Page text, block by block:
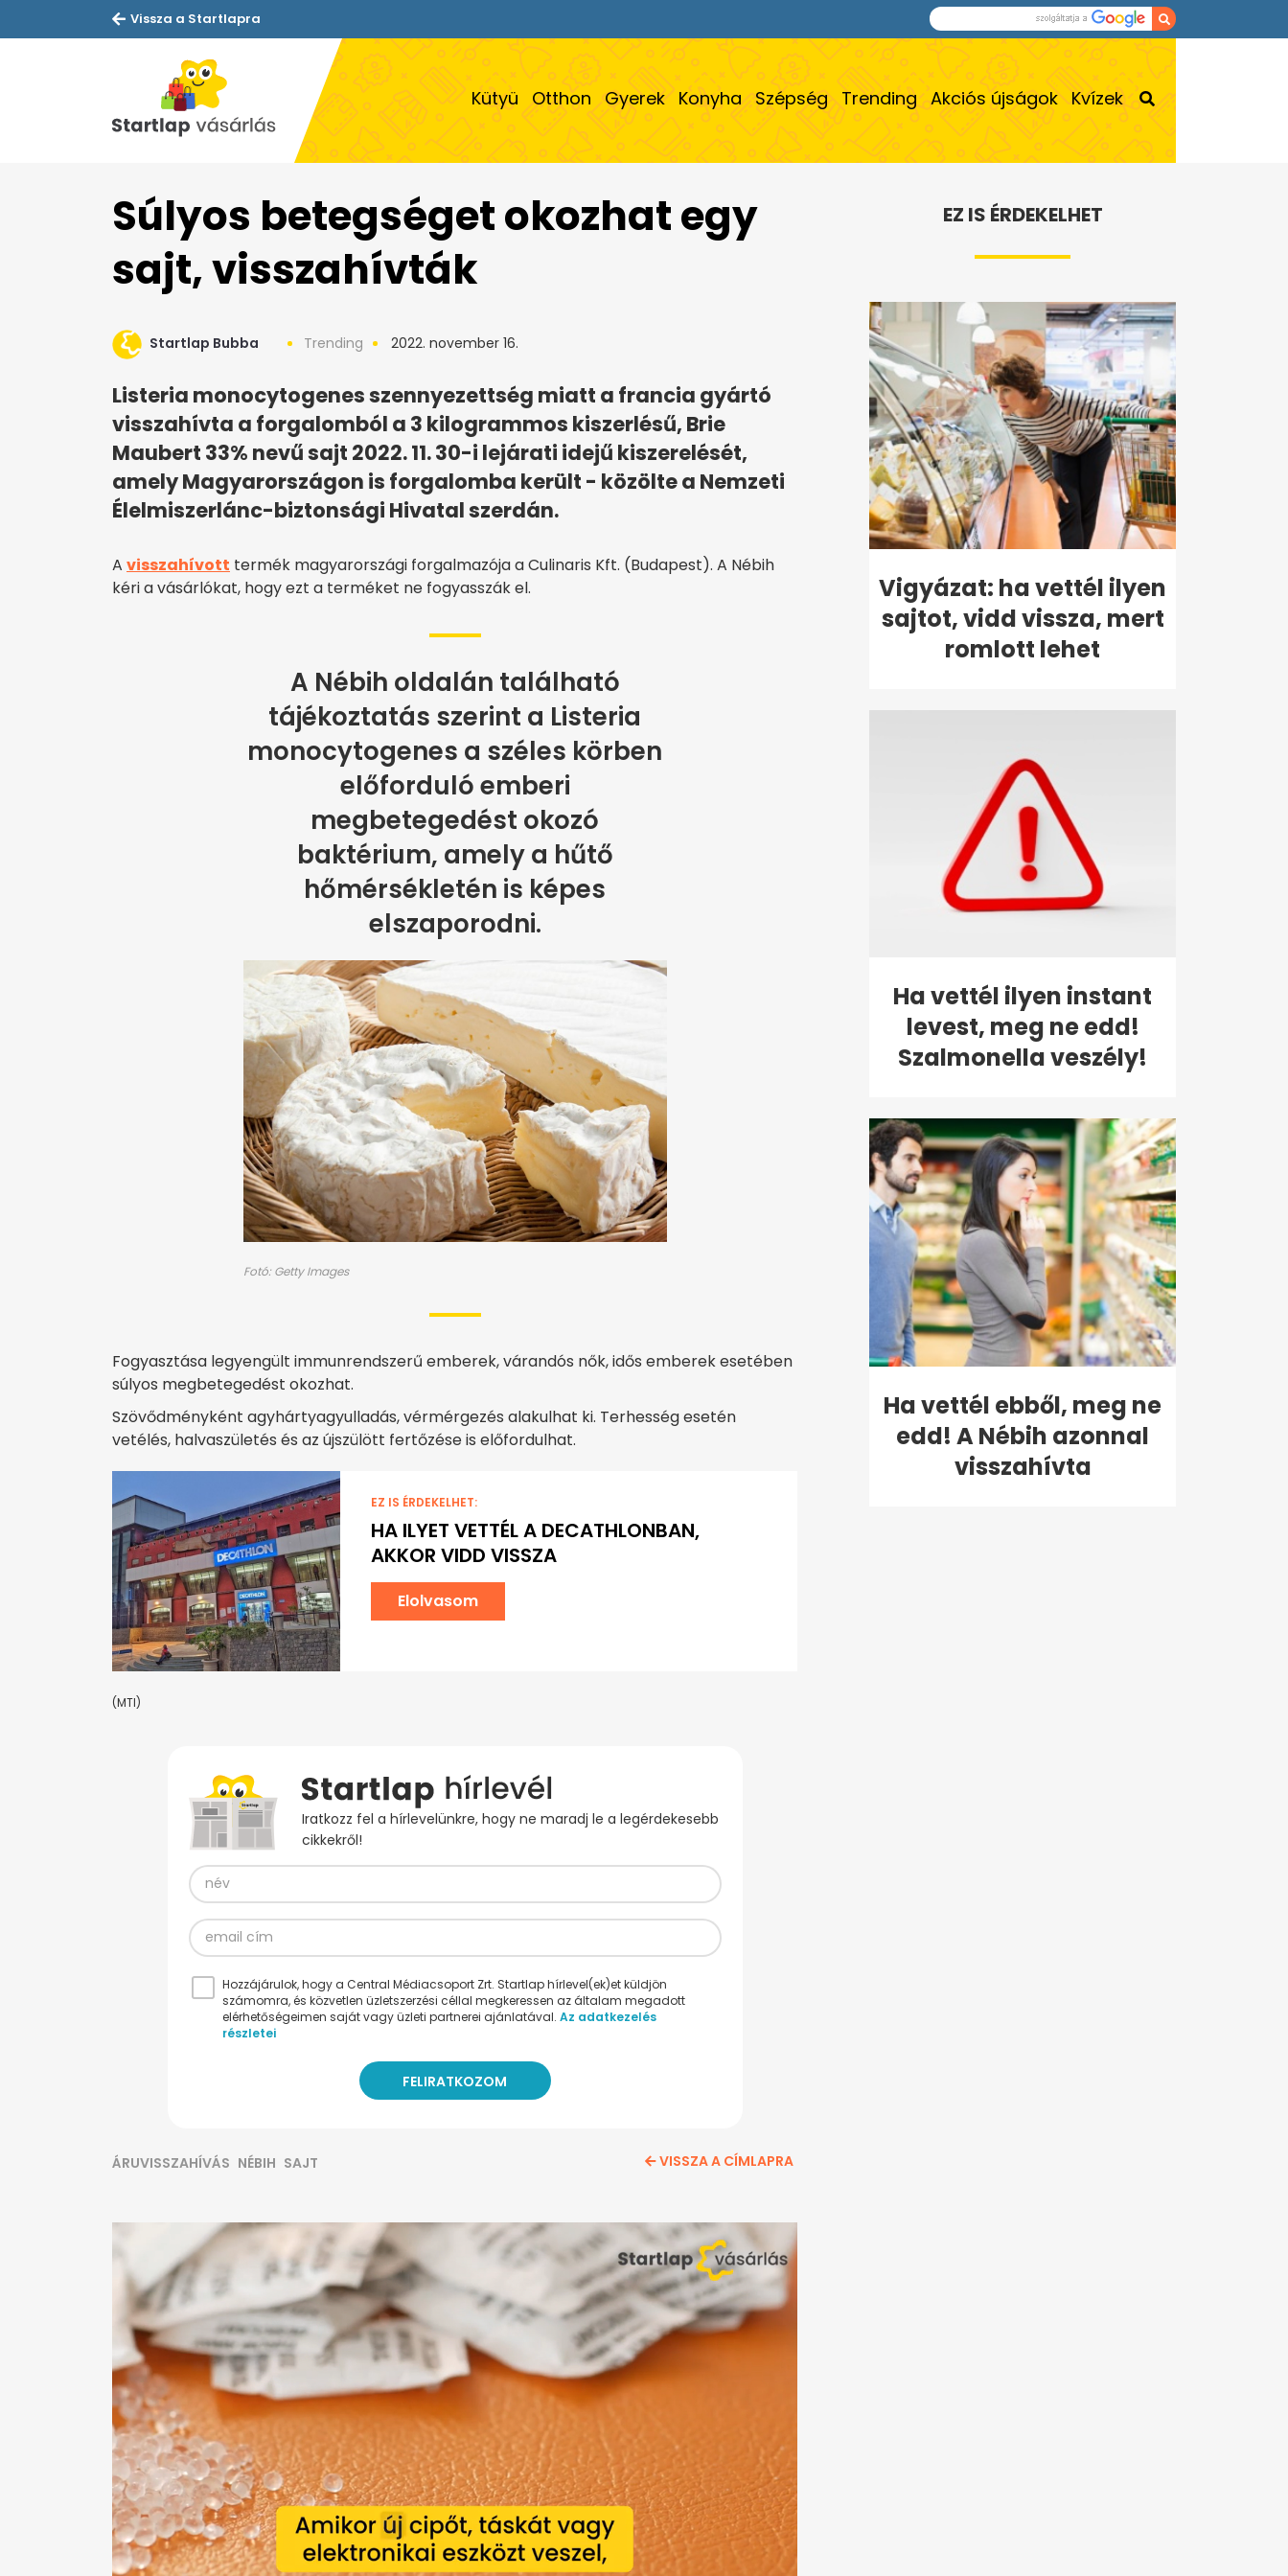
Vissza a Startlapra
Kütyü Otthon Gyerek Konyha Szépség Trending Akciós újságok Kvízek
Súlyos betegséget okozhat egy
sajt, visszahívták
Startlap Bubba Trending 2022. november 16.
Listeria monocytogenes szennyezettség miatt a francia gyártó
visszahívta a forgalomból a 3 kilogrammos kiszerlésű, Brie
Maubert 33% nevű sajt 2022. 11. 30-i lejárati idejű kiszerelését,
amely Magyarországon is forgalomba került - közölte a Nemzeti
Élelmiszerlánc-biztonsági Hivatal szerdán.
A visszahívott termék magyarországi forgalmazója a Culinaris Kft. (Budapest). A Nébih
kéri a vásárlókat, hogy ezt a terméket ne fogyasszák el.
A Nébih oldalán található
tájékoztatás szerint a Listeria
monocytogenes a széles körben
előforduló emberi
megbetegedést okozó
baktérium, amely a hűtő
hőmérsékletén is képes
elszaporodni.
Fotó: Getty Images
Fogyasztása legyengült immunrendszerű emberek, várandós nők, idős emberek esetében
súlyos megbetegedést okozhat.
Szövődményként agyhártyagyulladás, vérmérgezés alakulhat ki. Terhesség esetén
vetélés, halvaszületés és az újszülött fertőzése is előfordulhat.
EZ IS ÉRDEKELHET:
HA ILYET VETTÉL A DECATHLONBAN,
AKKOR VIDD VISSZA
Elolvasom
(MTI)
Iratkozz fel a hírlevelünkre, hogy ne maradj le a legérdekesebb
cikkekről!
Hozzájárulok, hogy a Central Médiacsoport Zrt. Startlap hírlevel(ek)et küldjön
számomra, és közvetlen üzletszerzési céllal megkeressen az általam megadott
elérhetőségeimen saját vagy üzleti partnerei ajánlatával. Az adatkezelés
részletei
ÁRUVISSZAHÍVÁS NÉBIH SAJT VISSZA A CÍMLAPRA
EZ IS ÉRDEKELHET
Vigyázat: ha vettél ilyen
sajtot, vidd vissza, mert
romlott lehet
Ha vettél ilyen instant
levest, meg ne edd!
Szalmonella veszély!
Ha vettél ebből, meg ne
edd! A Nébih azonnal
visszahívta